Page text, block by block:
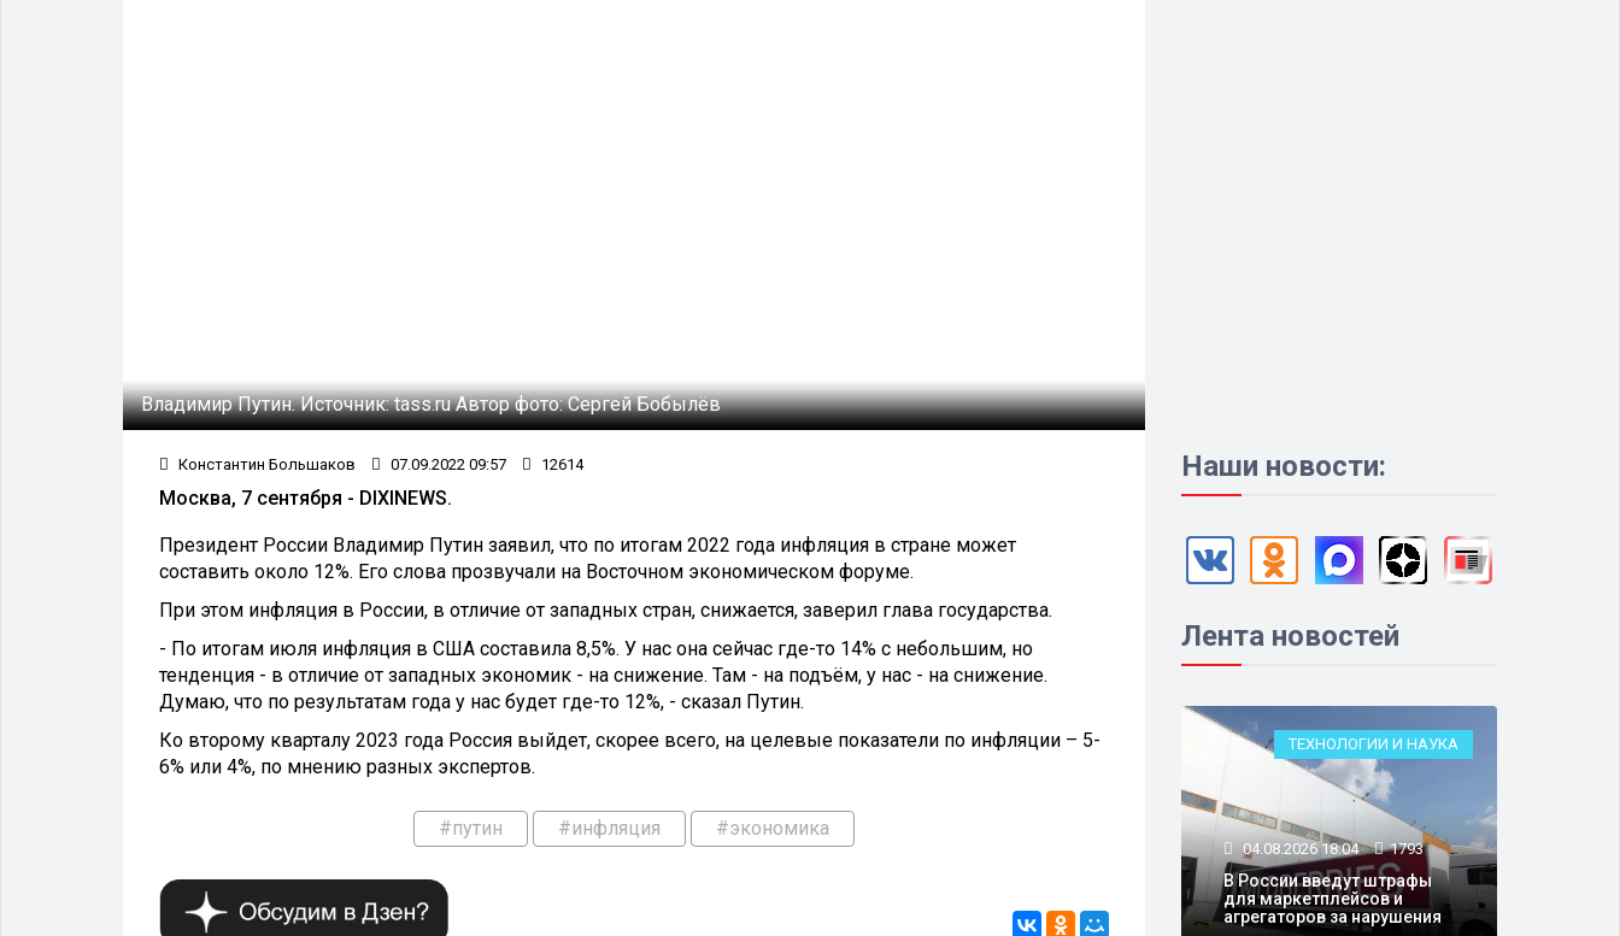
Владимир Путин.Источник:tass.ruАвтор фото:Сергей Бобылёв
Константин Большаков 07.09.2022 09:57 12614
Москва, 7 сентября - DIXINEWS.
Президент России Владимир Путин заявил, что по итогам 2022 года инфляция в стране может
составить около 12%. Его слова прозвучали на Восточном экономическом форуме.
При этом инфляция в России, в отличие от западных стран, снижается, заверил глава государства.
- По итогам июля инфляция в США составила 8,5%. У нас она сейчас где-то 14% с небольшим, но
тенденция - в отличие от западных экономик - на снижение. Там - на подъём, у нас - на снижение.
Думаю, что по результатам года у нас будет где-то 12%, - сказал Путин.
Ко второму кварталу 2023 года Россия выйдет, скорее всего, на целевые показатели по инфляции – 5-
6% или 4%, по мнению разных экспертов.
#путин #инфляция #экономика
Наши новости:
Лента новостей
ТЕХНОЛОГИИ И НАУКА
04.08.2026 18:04 1793
В России введут штрафы
для маркетплейсов и
агрегаторов за нарушения